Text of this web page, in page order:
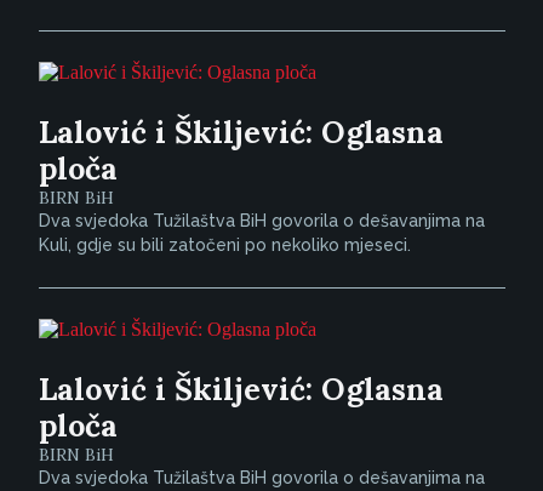
Lalović i Škiljević: Oglasna
ploča
BIRN BiH
Dva svjedoka Tužilaštva BiH govorila o dešavanjima na
Kuli, gdje su bili zatočeni po nekoliko mjeseci.
Lalović i Škiljević: Oglasna
ploča
BIRN BiH
Dva svjedoka Tužilaštva BiH govorila o dešavanjima na